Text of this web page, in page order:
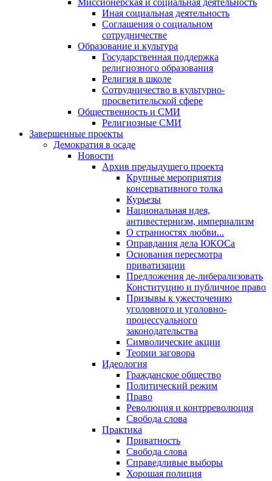
Миссионерская и социальная деятельность
Иная социальная деятельность
Соглашения о социальном
сотрудничестве
Образование и культура
Государственная поддержка
религиозного образования
Религия в школе
Сотрудничество в культурно-
просветительской сфере
Общественность и СМИ
Религиозные СМИ
Завершенные проекты
Демократия в осаде
Новости
Архив предыдущего проекта
Крупные мероприятия
консервативного толка
Курьезы
Национальная идея,
антивестернизм, империализм
О странностях любви...
Оправдания дела ЮКОСа
Основания пересмотра
приватизации
Предложения де-либерализовать
Конституцию и публичное право
Призывы к ужесточению
уголовного и уголовно-
процессуального
законодательства
Символические акции
Теории заговора
Идеология
Гражданское общество
Политический режим
Право
Революция и контрреволюция
Свобода слова
Практика
Приватность
Свобода слова
Справедливые выборы
Хорошая полиция